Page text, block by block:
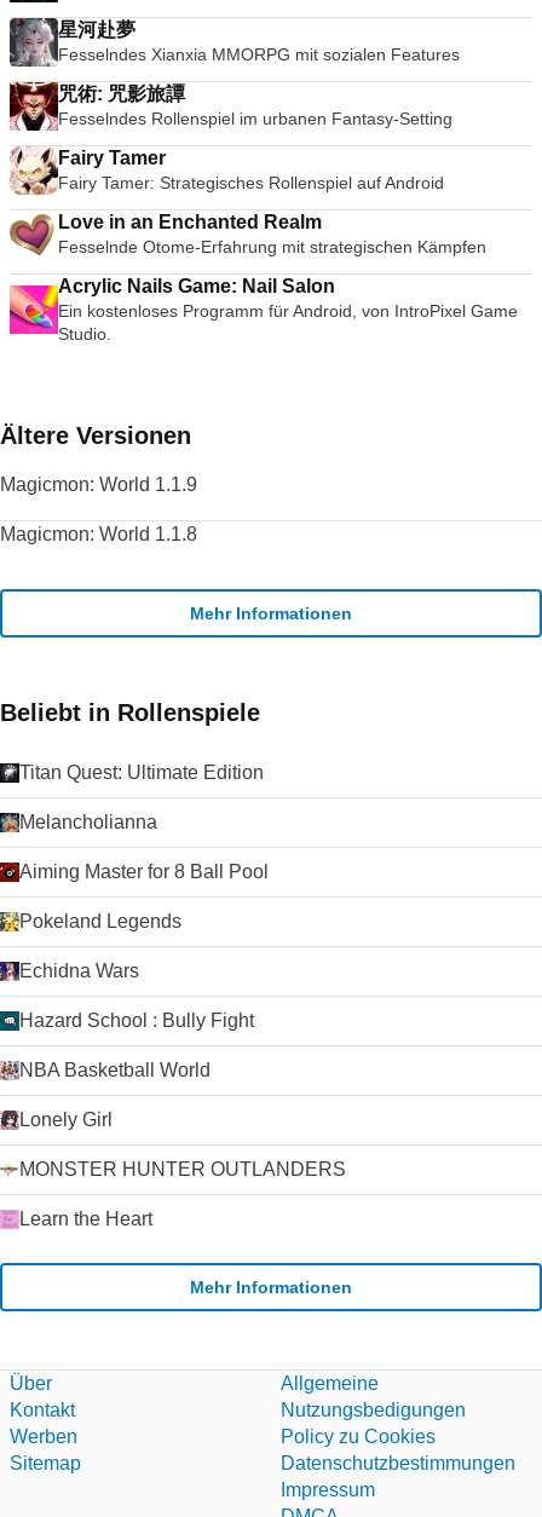
星河赴夢
Fesselndes Xianxia MMORPG mit sozialen Features
咒術: 咒影旅譚
Fesselndes Rollenspiel im urbanen Fantasy-Setting
Fairy Tamer
Fairy Tamer: Strategisches Rollenspiel auf Android
Love in an Enchanted Realm
Fesselnde Otome-Erfahrung mit strategischen Kämpfen
Acrylic Nails Game: Nail Salon
Ein kostenloses Programm für Android, von IntroPixel Game
Studio.
Ältere Versionen
Magicmon: World 1.1.9
Magicmon: World 1.1.8
Mehr Informationen
Beliebt in Rollenspiele
Titan Quest: Ultimate Edition
Melancholianna
Aiming Master for 8 Ball Pool
Pokeland Legends
Echidna Wars
Hazard School : Bully Fight
NBA Basketball World
Lonely Girl
MONSTER HUNTER OUTLANDERS
Learn the Heart
Mehr Informationen
Über
Kontakt
Werben
Sitemap
Allgemeine
Nutzungsbedigungen
Policy zu Cookies
Datenschutzbestimmungen
Impressum